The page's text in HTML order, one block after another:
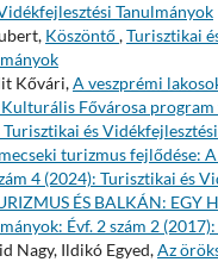
Tanulmányok
Köszöntő,Turisztikai
Kővári,A veszprémi
Fővárosa program
Turisztikai és
turizmus fejlődése:
4 (2024): Turisztikai és
ÉS BALKÁN: EGY
Évf. 2 szám 2
Nagy, Ildikó Egyed,Az